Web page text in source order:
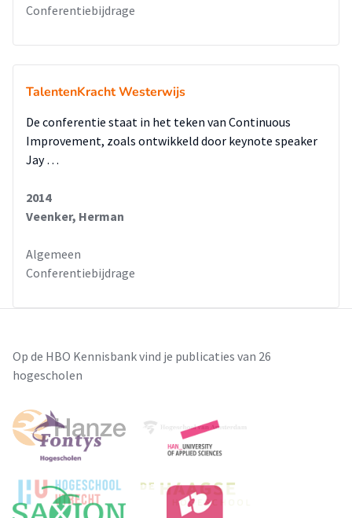
Conferentiebijdrage
TalentenKracht Westerwijs
De conferentie staat in het teken van Continuous
Improvement, zoals ontwikkeld door keynote speaker
Jay …
2014
Veenker, Herman
Algemeen
Conferentiebijdrage
Op de HBO Kennisbank vind je publicaties van 26
hogescholen